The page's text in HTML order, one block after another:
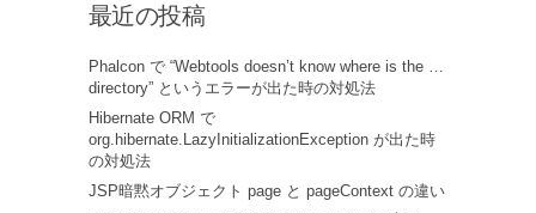
最近の投稿
Phalcon で “Webtools doesn’t know where is the …
directory” というエラーが出た時の対処法
Hibernate ORM で
org.hibernate.LazyInitializationException が出た時
の対処法
JSP暗黙オブジェクト page と pageContext の違い